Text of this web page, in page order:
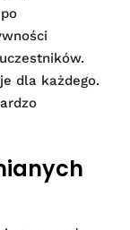
dla każdego.